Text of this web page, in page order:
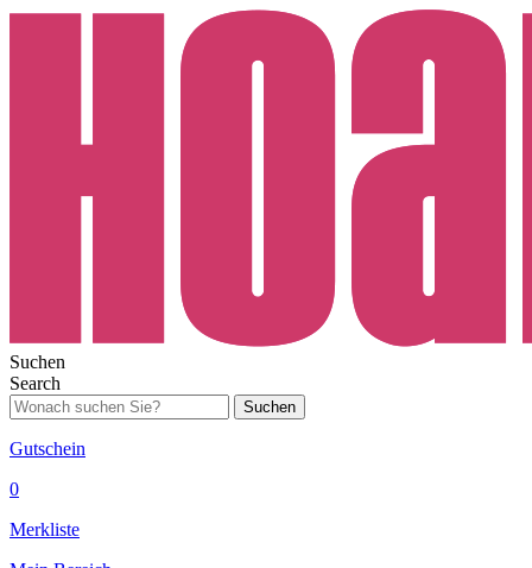
Suchen
Search
Suchen
Gutschein
0
Merkliste